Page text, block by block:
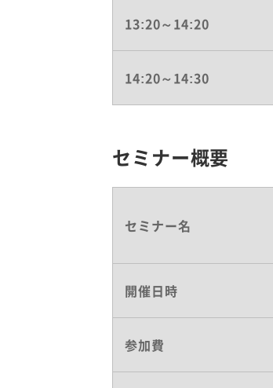
13:20～14:20
14:20～14:30
セミナー概要
セミナー名
開催日時
参加費